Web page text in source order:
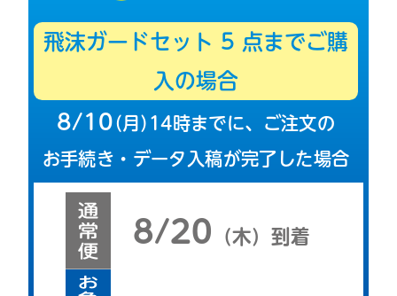
飛沫ガードセット 5 点までご購
入の場合
8/10（ 月 ）14時までに、ご注文の
お手続き・データ入稿が完了した場合
8/20 （木） 到着